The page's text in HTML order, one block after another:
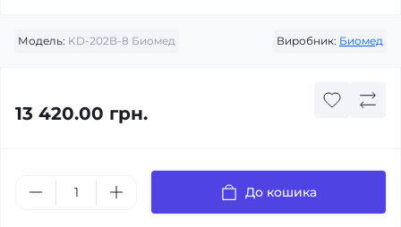
Модель: KD-202B-8 Биомед Виробник: Биомед
13 420.00 грн.
До кошика